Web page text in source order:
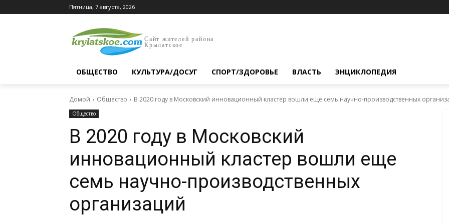
Пятница, 7 августа, 2026
Сайт жителей района
Крылатское
ОБЩЕСТВО КУЛЬТУРА/ДОСУГ СПОРТ/ЗДОРОВЬЕ ВЛАСТЬ ЭНЦИКЛОПЕДИЯ
Домой Общество В 2020 году в Московский инновационный кластер вошли еще семь научно-производственных
Общество
В 2020 году в Московский
инновационный кластер вошли еще
семь научно-производственных
организаций